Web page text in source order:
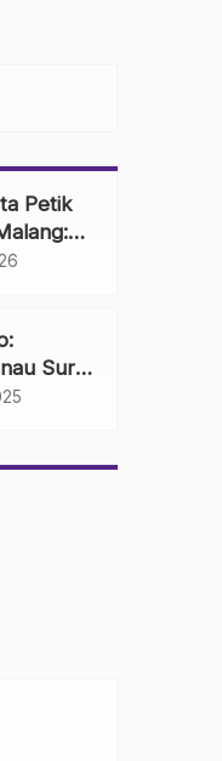
Petik
Surga